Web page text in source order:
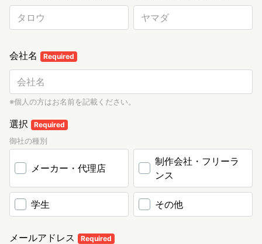
会社名 Required
※個人の方はお名前を記載ください。
選択 Required
御社の種別
メーカー・代理店
制作会社・フリーラ
ンス
学生 その他
メールアドレス Required